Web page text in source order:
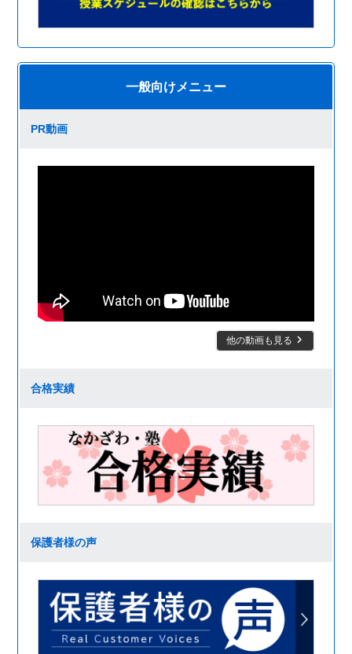
一般向けメニュー
PR動画
他の動画も見る keyboard_arrow_right
合格実績
保護者様の声